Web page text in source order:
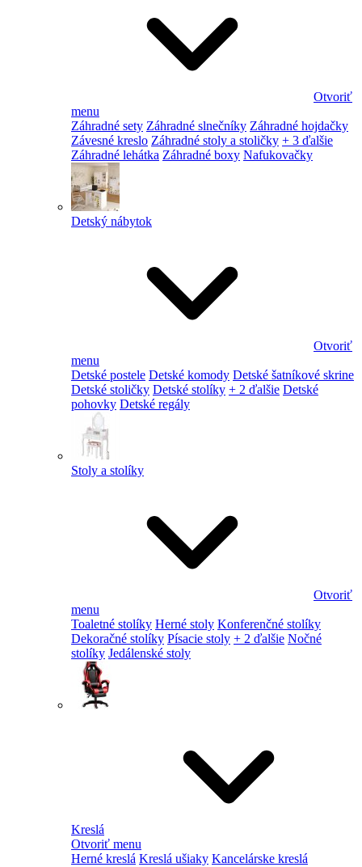
Otvoriť
menu
Záhradné sety Záhradné slnečníky Záhradné hojdačky
Závesné kreslo Záhradné stoly a stoličky + 3 ďalšie
Záhradné lehátka Záhradné boxy Nafukovačky
Detský nábytok
Otvoriť
menu
Detské postele Detské komody Detské šatníkové skrine
Detské stoličky Detské stolíky + 2 ďalšie Detské
pohovky Detské regály
Stoly a stolíky
Otvoriť
menu
Toaletné stolíky Herné stoly Konferenčné stolíky
Dekoračné stolíky Písacie stoly + 2 ďalšie Nočné
stolíky Jedálenské stoly
Kreslá
Otvoriť menu
Herné kreslá Kreslá ušiaky Kancelárske kreslá